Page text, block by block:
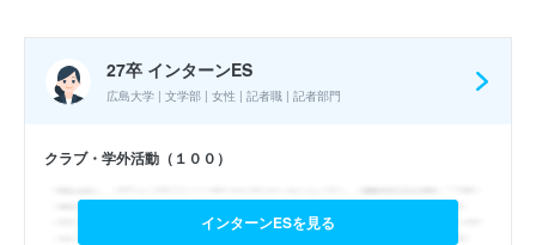
実施時期 : 2025年9月開催 / 期間 : 5日間 / インターンの形式 : ワー
ク・ケーススタディ / コース : ビジネスコース / 職種 : ビジネス部門
参加人数 : 35人
だったが、個人的に話した人は早慶やMARCHなど有名大学の人が
インターンシップへの参加が本選考でも有利になると思いました
27卒 インターンES
広島大学 | 文学部 | 女性 | 記者職 | 記者部門
クラブ・学外活動（１００）
インターンESを見る